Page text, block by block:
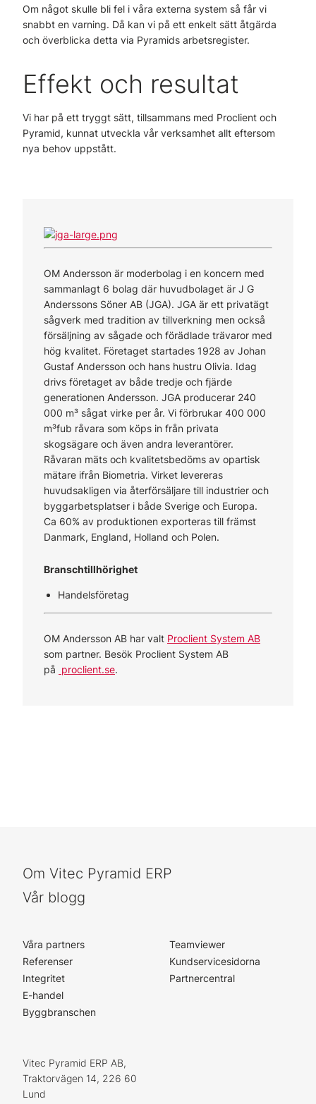
Om något skulle bli fel i våra externa system så får vi
snabbt en varning. Då kan vi på ett enkelt sätt åtgärda
och överblicka detta via Pyramids arbetsregister.
Effekt och resultat
Vi har på ett tryggt sätt, tillsammans med Proclient och
Pyramid, kunnat utveckla vår verksamhet allt eftersom
nya behov uppstått.
OM Andersson är moderbolag i en koncern med
sammanlagt 6 bolag där huvudbolaget är J G
Anderssons Söner AB (JGA). JGA är ett privatägt
sågverk med tradition av tillverkning men också
försäljning av sågade och förädlade trävaror med
hög kvalitet. Företaget startades 1928 av Johan
Gustaf Andersson och hans hustru Olivia. Idag
drivs företaget av både tredje och fjärde
generationen Andersson. JGA producerar 240
000 m³ sågat virke per år. Vi förbrukar 400 000
m³fub råvara som köps in från privata
skogsägare och även andra leverantörer.
Råvaran mäts och kvalitetsbedöms av opartisk
mätare ifrån Biometria. Virket levereras
huvudsakligen via återförsäljare till industrier och
byggarbetsplatser i både Sverige och Europa.
Ca 60% av produktionen exporteras till främst
Danmark, England, Holland och Polen.
Branschtillhörighet
Handelsföretag
OM Andersson AB har valt Proclient System AB
som partner. Besök Proclient System AB
på proclient.se.
Om Vitec Pyramid ERP
Vår blogg
Våra partners
Referenser
Integritet
E-handel
Byggbranschen
Teamviewer
Kundservicesidorna
Partnercentral
Vitec Pyramid ERP AB,
Traktorvägen 14, 226 60
Lund